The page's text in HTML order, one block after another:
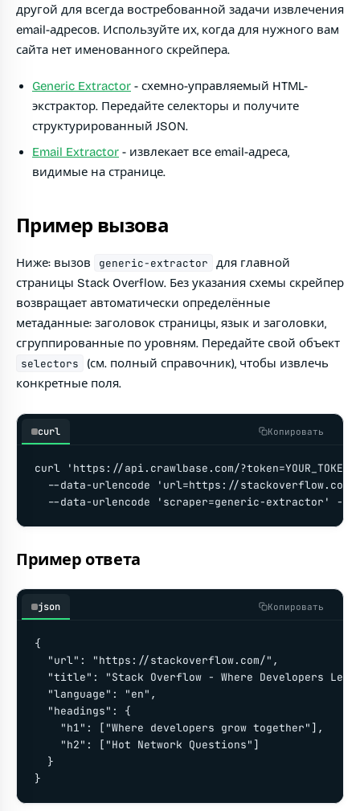
другой для всегда востребованной задачи извлечения
email-адресов. Используйте их, когда для нужного вам
сайта нет именованного скрейпера.
Generic Extractor - схемно-управляемый HTML-
экстрактор. Передайте селекторы и получите
структурированный JSON.
Email Extractor - извлекает все email-адреса,
видимые на странице.
Пример вызова
Ниже: вызов generic-extractor
для главной
страницы Stack Overflow. Без указания схемы скрейпер
возвращает автоматически определённые
метаданные: заголовок страницы, язык и заголовки,
сгруппированные по уровням. Передайте свой объект
selectors
(см. полный справочник), чтобы извлечь
конкретные поля.
curl Копировать
curl 'https://api.crawlbase.com/
--data-urlencode 'url=https://stackoverflow.com/
  --data-urlencode 'scraper=generic-extractor' -G
Пример ответа
json Копировать
{
  "url": "https://stackoverflow.com/",
"title": "Stack Overflow - Where Developers
  "language": "en",
  "headings": {
    "h1": ["Where developers grow together"],
    "h2": ["Hot Network Questions"]
  }
}